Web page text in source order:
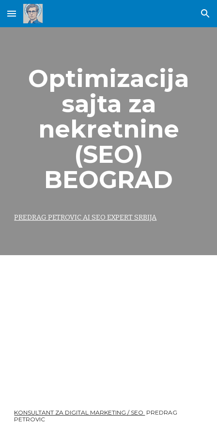
Skip to main content Skip to navigation
Optimizacija
sajta za
nekretnine
(SEO)
BEOGRAD
PREDRAG PETROVIC AI SEO EXPERT SRBIJA
KONSULTANT ZA DIGITAL MARKETING / SEO PREDRAG
PETROVIC